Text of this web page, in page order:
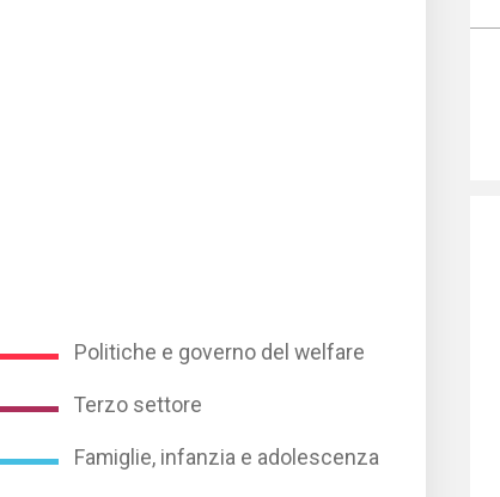
Politiche e governo del welfare
Terzo settore
Famiglie, infanzia e adolescenza